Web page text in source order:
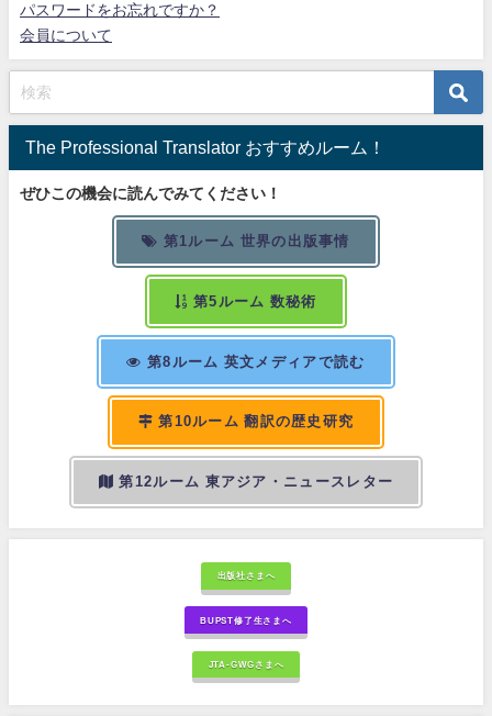
パスワードをお忘れですか？
会員について
The Professional Translator おすすめルーム！
ぜひこの機会に読んでみてください！
第1ルーム 世界の出版事情
第5ルーム 数秘術
第8ルーム 英文メディアで読む
第10ルーム 翻訳の歴史研究
第12ルーム 東アジア・ニュースレター
出版社さまへ
BUPST修了生さまへ
JTA-GWGさまへ